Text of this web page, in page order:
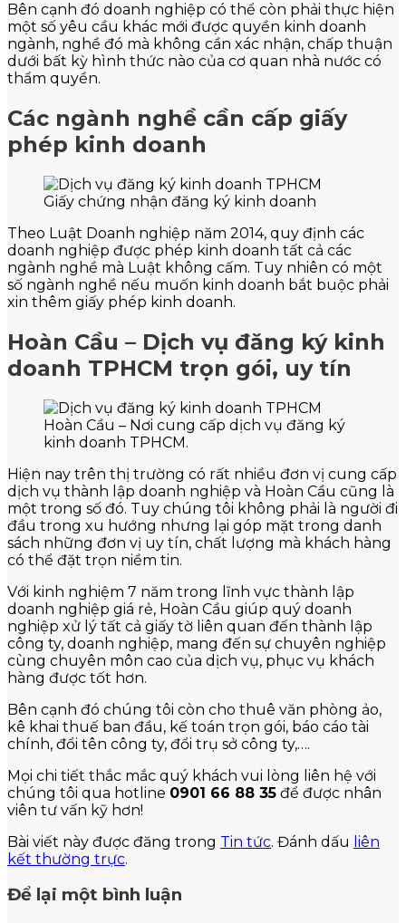
Bên cạnh đó doanh nghiệp có thể còn phải thực hiện
một số yêu cầu khác mới được quyền kinh doanh
ngành, nghề đó mà không cần xác nhận, chấp thuận
dưới bất kỳ hình thức nào của cơ quan nhà nước có
thẩm quyền.
Các ngành nghề cần cấp giấy
phép kinh doanh
Giấy chứng nhận đăng ký kinh doanh
Theo Luật Doanh nghiệp năm 2014, quy định các
doanh nghiệp được phép kinh doanh tất cả các
ngành nghề mà Luật không cấm. Tuy nhiên có một
số ngành nghề nếu muốn kinh doanh bắt buộc phải
xin thêm giấy phép kinh doanh.
Hoàn Cầu – Dịch vụ đăng ký kinh
doanh TPHCM trọn gói, uy tín
Hoàn Cầu – Nơi cung cấp dịch vụ đăng ký
kinh doanh TPHCM.
Hiện nay trên thị trường có rất nhiều đơn vị cung cấp
dịch vụ thành lập doanh nghiệp và Hoàn Cầu cũng là
một trong số đó. Tuy chúng tôi không phải là người đi
đầu trong xu hướng nhưng lại góp mặt trong danh
sách những đơn vị uy tín, chất lượng mà khách hàng
có thể đặt trọn niềm tin.
Với kinh nghiệm 7 năm trong lĩnh vực thành lập
doanh nghiệp giá rẻ, Hoàn Cầu giúp quý doanh
nghiệp xử lý tất cả giấy tờ liên quan đến thành lập
công ty, doanh nghiệp, mang đến sự chuyên nghiệp
cùng chuyên môn cao của dịch vụ, phục vụ khách
hàng được tốt hơn.
Bên cạnh đó chúng tôi còn cho thuê văn phòng ảo,
kê khai thuế ban đầu, kế toán trọn gói, báo cáo tài
chính, đổi tên công ty, đổi trụ sở công ty,….
Mọi chi tiết thắc mắc quý khách vui lòng liên hệ với
chúng tôi qua hotline 0901 66 88 35 để được nhân
viên tư vấn kỹ hơn!
Bài viết này được đăng trong Tin tức. Đánh dấu liên
kết thường trực.
Để lại một bình luận